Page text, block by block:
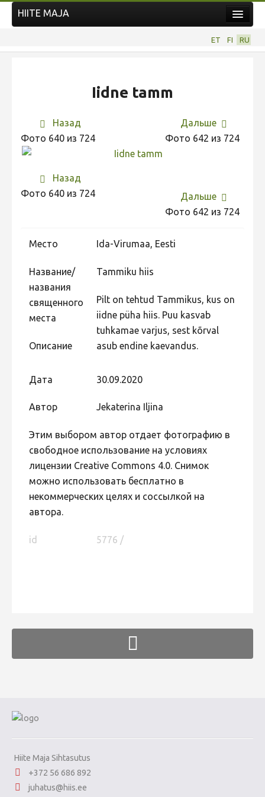
Hiite kuvavõistlus 2026
Не учитываются 2025
Видео 2025
Фотоконкурс 2024
Не учитываются 2023
Фотоконкурс 2022
Не учитываются 2022
Фотоконкурс 2021
Видео 2020
Фотоконкурс 2019
Фотоконкурс 2018
Фотоконкурс 2011
HIITE MAJA
ET FI RU
Iidne tamm
Назад
Фото 640 из 724
Дальше
Фото 642 из 724
Назад
Фото 640 из 724
Дальше
Фото 642 из 724
Место Ida-Virumaa, Eesti
Название/
названия
священного
места
Tammiku hiis
Описание
Pilt on tehtud Tammikus, kus on
iidne püha hiis. Puu kasvab
tuhkamae varjus, sest kõrval
asub endine kaevandus.
Дата 30.09.2020
Автор Jekaterina Iljina
Этим выбором автор отдает фотографию в
свободное использование на условиях
лицензии Creative Commons 4.0. Снимок
можно использовать бесплатно в
некоммерческих целях и соссылкой на
автора.
id 5776 /
Hiite Maja Sihtasutus
+372 56 686 892
juhatus@hiis.ee